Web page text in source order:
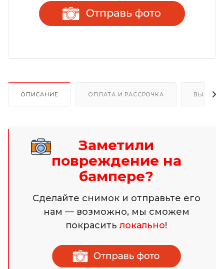
ОПИСАНИЕ ОПЛАТА И РАССРОЧКА ВЫЗОВ
Заметили
повреждение на
бампере?
Сделайте снимок и отправьте его
нам — возможно, мы сможем
покраситьлокально!